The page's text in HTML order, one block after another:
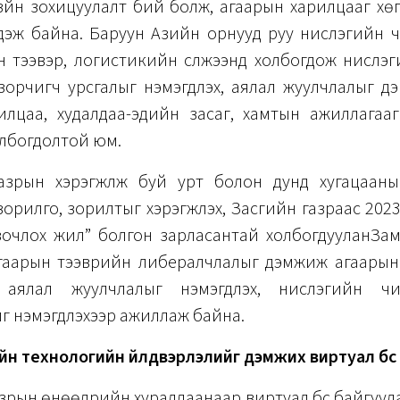
зохицуулалт бий болж, агаарын харилцааг
байна. Баруун Азийн орнууд руу нислэгийн
логистикийн сүлжээнд холбогдож
зорчигч урсгалыг нэмэгдүүлэх, аялал жуулчлалыг
худалдаа-эдийн засаг, хамтын ажиллагааг
юм.
хэрэгжүүлж буй урт болон дунд
зорилтыг хэрэгжүүлэх, Засгийн газраас
жил” болгон зарласантай
тээврийн либералчлалыг дэмжиж
аялал жуулчлалыг нэмэгдүүлэх, нислэгийн
ажиллаж байна.
технологийн үйлдвэрлэлийг дэмжих виртуал